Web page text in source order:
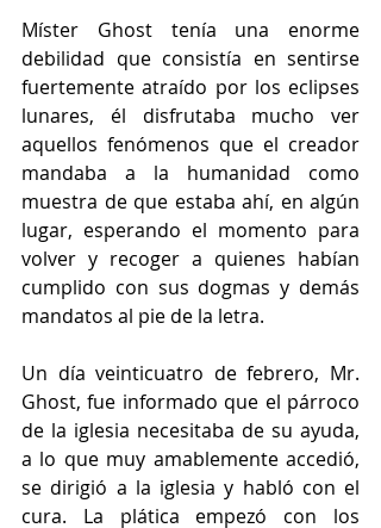
Míster Ghost tenía una enorme
debilidad que consistía en sentirse
fuertemente atraído por los eclipses
lunares, él disfrutaba mucho ver
aquellos fenómenos que el creador
mandaba a la humanidad como
muestra de que estaba ahí, en algún
lugar, esperando el momento para
volver y recoger a quienes habían
cumplido con sus dogmas y demás
mandatos al pie de la letra.
Un día veinticuatro de febrero, Mr.
Ghost, fue informado que el párroco
de la iglesia necesitaba de su ayuda,
a lo que muy amablemente accedió,
se dirigió a la iglesia y habló con el
cura. La plática empezó con los